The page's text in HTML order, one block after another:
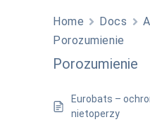
Home Docs
Porozumienie
Porozumienie
Eurobats –
nietoperzy